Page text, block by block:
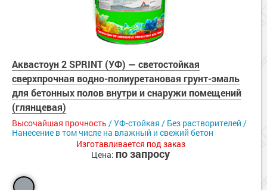
Аквастоун 2 SPRINT (УФ) — светостойкая
сверхпрочная водно-полиуретановая грунт-эмаль
для бетонных полов внутри и снаружи помещений
(глянцевая)
Высочайшая прочность / УФ-стойкая / Без растворителей /
Нанесение в том числе на влажный и свежий бетон
Изготавливается под заказ
Цена: по запросу